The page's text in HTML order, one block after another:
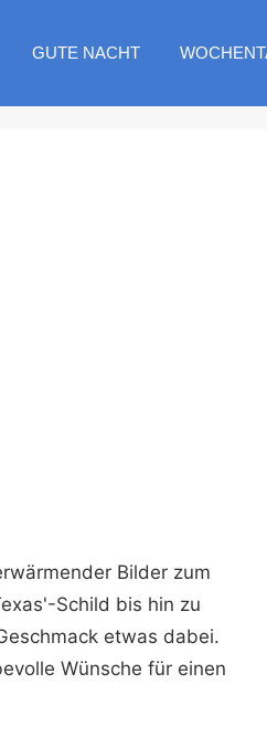
GUTE NACHT
Bilder zum
Schild bis hin zu
etwas dabei.
Wünsche für einen